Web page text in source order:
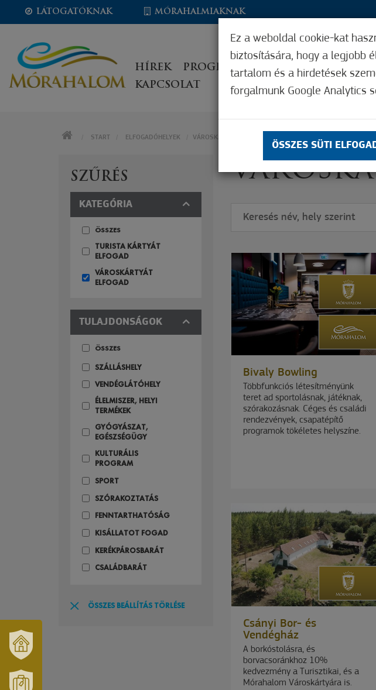
ÉS
TÉRSÉGÜNK
LÁTOGATÓKNAK MÓRAHALMIAKNAK
HÍREK PROGRAMOK ÍGY MŰKÖDIK
KAPCSOLAT
START ELFOGADÓHELYEK VÁROSKÁRTYÁT ELFOGAD
SZŰRÉS
KATEGÓRIA
ÖSSZES
TURISTA KÁRTYÁT
ELFOGAD
VÁROSKÁRTYÁT
ELFOGAD
TULAJDONSÁGOK
ÖSSZES
SZÁLLÁSHELY
VENDÉGLÁTÓHELY
ÉLELMISZER, HELYI
TERMÉKEK
GYÓGYÁSZAT,
EGÉSZSÉGÜGY
KULTURÁLIS
PROGRAM
SPORT
SZÓRAKOZTATÁS
FENNTARTHATÓSÁG
KISÁLLATOT FOGAD
KERÉKPÁROSBARÁT
CSALÁDBARÁT
ÖSSZES BEÁLLÍTÁS TÖRLÉSE
Bivaly Bowling
Többfunkciós létesítményünk
teret ad sportolásnak, játéknak,
szórakozásnak. Céges és családi
rendezvények, csapatépítő
programok tökéletes helyszíne.
Csányi Bor- és
Vendégház
A borkóstolásra, és
borvacsoránkhoz 10%
kedvezmény a Turisztikai, és a
Mórahalom Városkártyára is.
Ez a weboldal cookie-kat
biztosítására, hogy a legjobb
tartalom és a hirdetések
forgalmunk Google Analytics
ÖSSZES SÜTI